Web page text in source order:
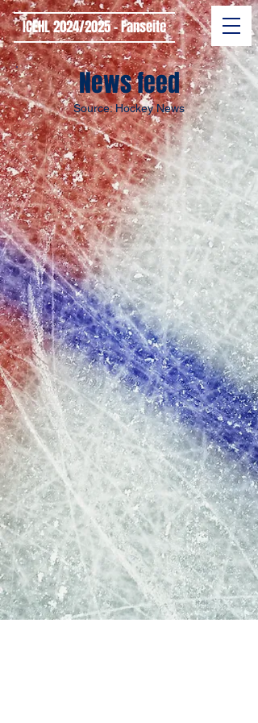
ICEHL 2024/2025 - Fanseite
News feed
Source: Hockey News